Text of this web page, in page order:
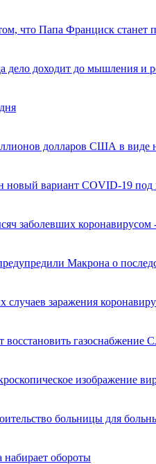
что Папа Франциск
дело доходит до мышления и
долларов США в
вариант COVID-19 под
заболевших коронавирусом
Макрона о
заражения
восстановить газоснабжение
изображение
больницы для
обороты